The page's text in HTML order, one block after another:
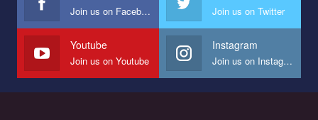
Мы просим вас поддержать нас и помочь нам реализовать
наш план по борьбе с насилием и дискриминацией на почве
СОГИ в Украине.
Все, что вам нужно сделать - это зайти на наш канал YouTube
по этой ссылке и поставить лайк под видео.
Join us on Facebook Join us on Twitter
Youtube
Join us on Youtube
Instagram
Join us on Instagram